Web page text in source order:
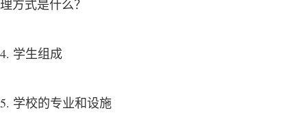
理方式是什么？
4. 学生组成
5. 学校的专业和设施